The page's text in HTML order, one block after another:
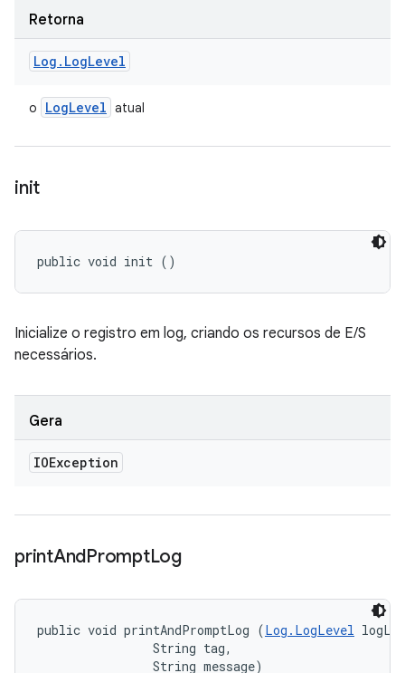
Retorna
Log . LogLevel
o LogLevel atual
init
public void init ()
Inicialize o registro em log, criando os recursos de E/S
necessários.
Gera
IOException
printAndPromptLog
public void printAndPromptLog (Log.LogLevel
                String tag,
                String message)